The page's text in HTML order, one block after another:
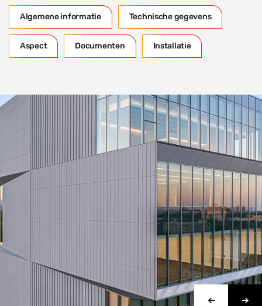
Algemene informatie Technische gegevens
Aspect Documenten Installatie